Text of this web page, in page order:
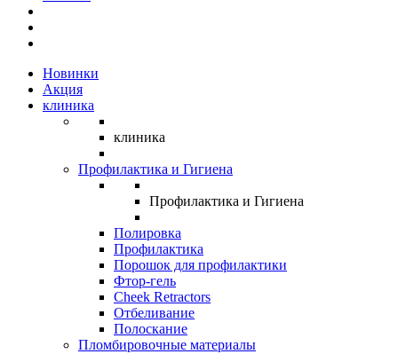
Новинки
Акция
клиника
клиника
Профилактика и Гигиена
Профилактика и Гигиена
Полировка
Профилактика
Порошок для профилактики
Фтор-гель
Cheek Retractors
Отбеливание
Полоскание
Пломбировочные материалы